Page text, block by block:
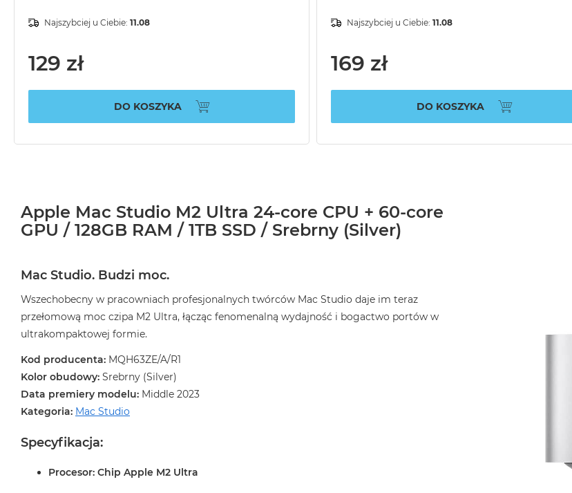
Najszybciej u Ciebie: 11.08
129 zł
DO KOSZYKA
Najszybciej u Ciebie: 11.08
169 zł
DO KOSZYKA
Apple Mac Studio M2 Ultra 24-core CPU + 60-core
GPU / 128GB RAM / 1TB SSD / Srebrny (Silver)
Mac Studio. Budzi moc.
Wszechobecny w pracowniach profesjonalnych twórców Mac Studio daje im teraz
przełomową moc czipa M2 Ultra, łącząc fenomenalną wydajność i bogactwo portów w
ultrakompaktowej formie.
Kod producenta: MQH63ZE/A/R1
Kolor obudowy: Srebrny (Silver)
Data premiery modelu: Middle 2023
Kategoria: Mac Studio
Specyfikacja:
Procesor: Chip Apple M2 Ultra